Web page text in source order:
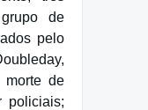
de
pelo
morte de
policiais;